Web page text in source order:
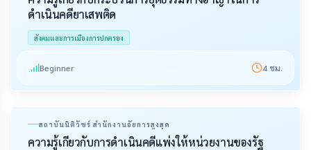
ดำเนินคดียาเสพติด
สังคมและการเมืองการปกครอง
Beginner 4 ชม.
สถาบันนิติวัชร์ สำนักงานอัยการสูงสุด
ความรู้เกี่ยวกับการดำเนินคดีแพ่งให้หน่วยงานของรัฐ